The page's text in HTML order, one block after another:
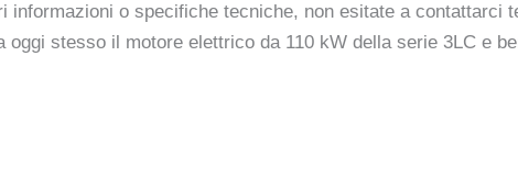
informazioni o specifiche tecniche, non esitate a
oggi stesso il motore elettrico da 110 kW della serie 3LC e